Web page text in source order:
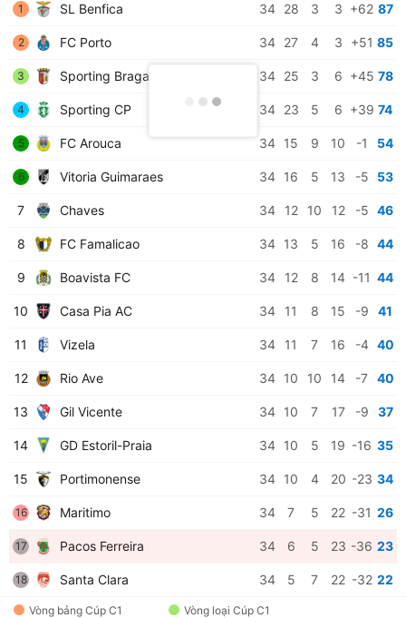
1 SL Benfica 34 28 3 3 +62 87
2 FC Porto 34 27 4 3 +51 85
3 Sporting Braga 34 25 3 6 +45 78
4 Sporting CP 34 23 5 6 +39 74
5 FC Arouca 34 15 9 10 -1 54
6 Vitoria Guimaraes 34 16 5 13 -5 53
7 Chaves 34 12 10 12 -5 46
8 FC Famalicao 34 13 5 16 -8 44
9 Boavista FC 34 12 8 14 -11 44
10 Casa Pia AC 34 11 8 15 -9 41
11 Vizela 34 11 7 16 -4 40
12 Rio Ave 34 10 10 14 -7 40
13 Gil Vicente 34 10 7 17 -9 37
14 GD Estoril-Praia 34 10 5 19 -16 35
15 Portimonense 34 10 4 20 -23 34
16 Maritimo 34 7 5 22 -31 26
17 Pacos Ferreira 34 6 5 23 -36 23
18 Santa Clara 34 5 7 22 -32 22
Vòng bảng Cúp C1
Vòng loại Cúp C1